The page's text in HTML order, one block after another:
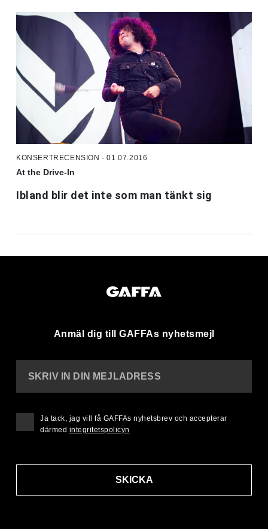
KONSERTRECENSION - 01.07.2016
At the Drive-In
Ibland blir det inte som man tänkt sig
Anmäl dig till GAFFAs nyhetsmejl
SKRIV IN DIN MEJLADRESS
SKICKA
Ja tack, jag vill få GAFFAs nyhetsbrev och accepterar
därmed integritetspolicyn